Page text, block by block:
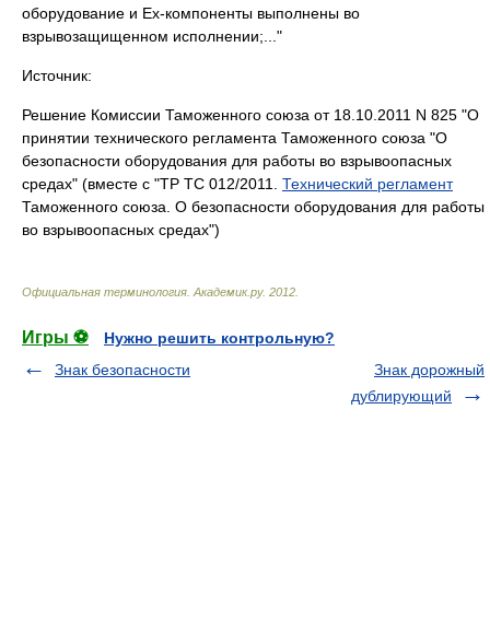
оборудование и Ex-компоненты выполнены во
взрывозащищенном исполнении;..."
Источник:
Решение Комиссии Таможенного союза от 18.10.2011 N 825 "О
принятии технического регламента Таможенного союза "О
безопасности оборудования для работы во взрывоопасных
средах" (вместе с "ТР ТС 012/2011. Технический регламент
Таможенного союза. О безопасности оборудования для работы
во взрывоопасных средах")
Официальная терминология Академик.ру. 2012
Игры ⚽
Нужно решить контрольную?
Знак безопасности
Знак дорожный
дублирующий